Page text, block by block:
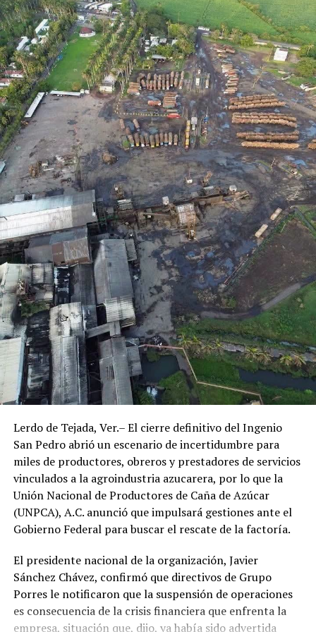
Lerdo de Tejada, Ver.– El cierre definitivo del Ingenio
San Pedro abrió un escenario de incertidumbre para
miles de productores, obreros y prestadores de servicios
vinculados a la agroindustria azucarera, por lo que la
Unión Nacional de Productores de Caña de Azúcar
(UNPCA), A.C. anunció que impulsará gestiones ante el
Gobierno Federal para buscar el rescate de la factoría.
El presidente nacional de la organización, Javier
Sánchez Chávez, confirmó que directivos de Grupo
Porres le notificaron que la suspensión de operaciones
es consecuencia de la crisis financiera que enfrenta la
empresa, situación que, dijo, ya había sido advertida